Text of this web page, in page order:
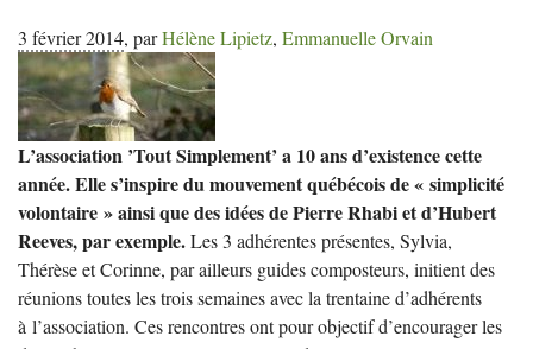
3 février 2014, parHélène Lipietz, Emmanuelle Orvain
L’association ’Tout Simplement’ a 10 ans d’existence cette
année. Elle s’inspire du mouvement québécois de « simplicité
volontaire » ainsi que des idées de Pierre Rhabi et d’Hubert
Reeves, par exemple.Les 3 adhérentes présentes, Sylvia,
Thérèse et Corinne, par ailleurs guides composteurs, initient des
réunions toutes les trois semaines avec la trentaine d’adhérents
à l’association. Ces rencontres ont pour objectif d’encourager les